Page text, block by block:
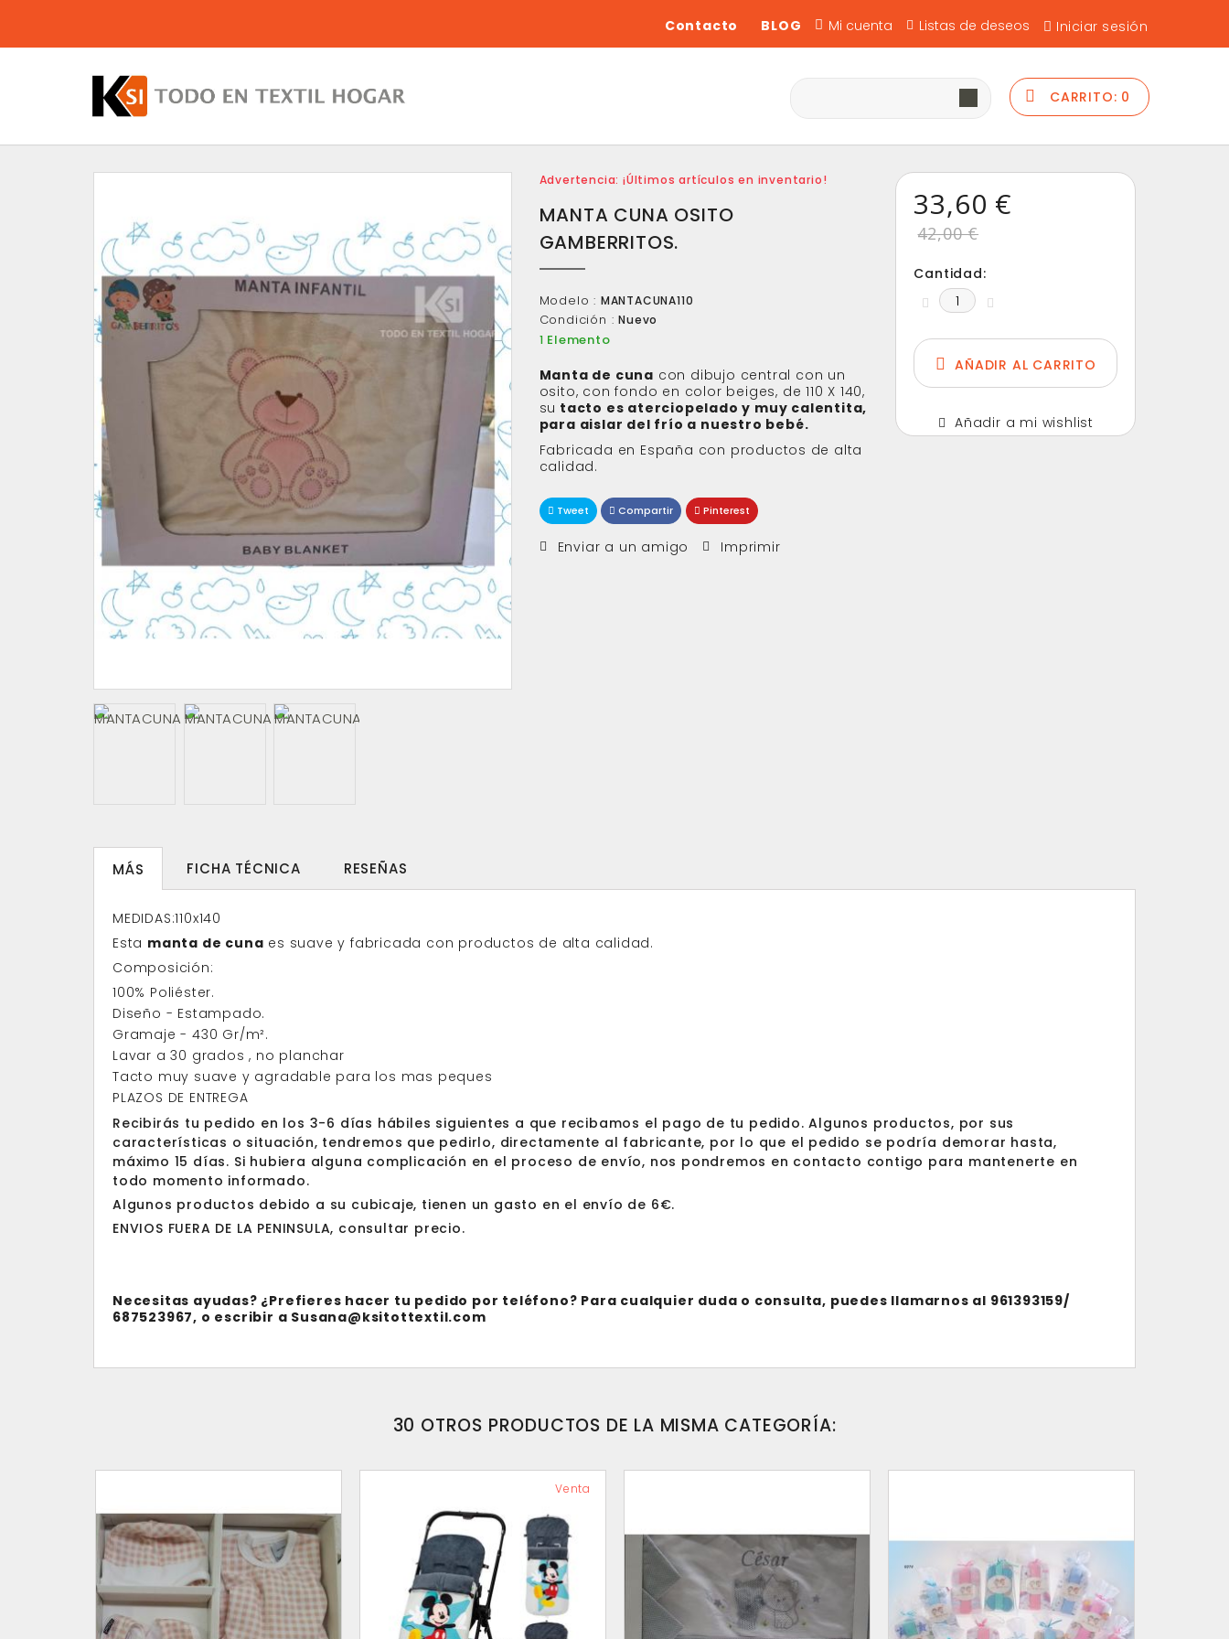
Iniciar sesión
Mi cuenta Listas de deseos
BLOG
Contacto
CARRITO: 0
Advertencia: ¡Últimos artículos en inventario!
MANTA CUNA OSITO
GAMBERRITOS.
Modelo : MANTACUNA110
Condición : Nuevo
1 Elemento
Manta de cuna con dibujo central con un
osito, con fondo en color beiges, de 110 X 140,
su tacto es aterciopelado y muy calentita,
para aislar del frío a nuestro bebé.
Fabricada en España con productos de alta
calidad.
Tweet Compartir Pinterest
Enviar a un amigo Imprimir
33,60 €
42,00 €
Cantidad:
AÑADIR AL CARRITO
Añadir a mi wishlist
MÁS FICHA TÉCNICA RESEÑAS
MEDIDAS:110x140
Esta manta de cuna es suave y fabricada con productos de alta calidad.
Composición:
100% Poliéster.
Diseño - Estampado.
Gramaje - 430 Gr/m².
Lavar a 30 grados , no planchar
Tacto muy suave y agradable para los mas peques
PLAZOS DE ENTREGA
Recibirás tu pedido en los 3-6 días hábiles siguientes a que recibamos el pago de tu pedido. Algunos productos, por sus
características o situación, tendremos que pedirlo, directamente al fabricante, por lo que el pedido se podría demorar hasta,
máximo 15 días. Si hubiera alguna complicación en el proceso de envío, nos pondremos en contacto contigo para mantenerte en
todo momento informado.
Algunos productos debido a su cubicaje, tienen un gasto en el envío de 6€.
ENVIOS FUERA DE LA PENINSULA, consultar precio.
Necesitas ayudas? ¿Prefieres hacer tu pedido por teléfono? Para cualquier duda o consulta, puedes llamarnos al 961393159/
687523967, o escribir a Susana@ksitottextil.com
30 OTROS PRODUCTOS DE LA MISMA CATEGORÍA:
Venta